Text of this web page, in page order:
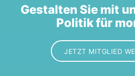
Gestalten Sie mit
Politik für
JETZT MITGLIED